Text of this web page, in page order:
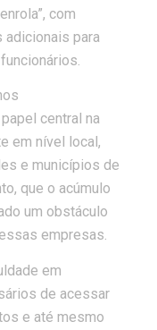
com
para
central na
em nível local,
e municípios de
que o acúmulo
um obstáculo
empresas.
em
de acessar
e até mesmo